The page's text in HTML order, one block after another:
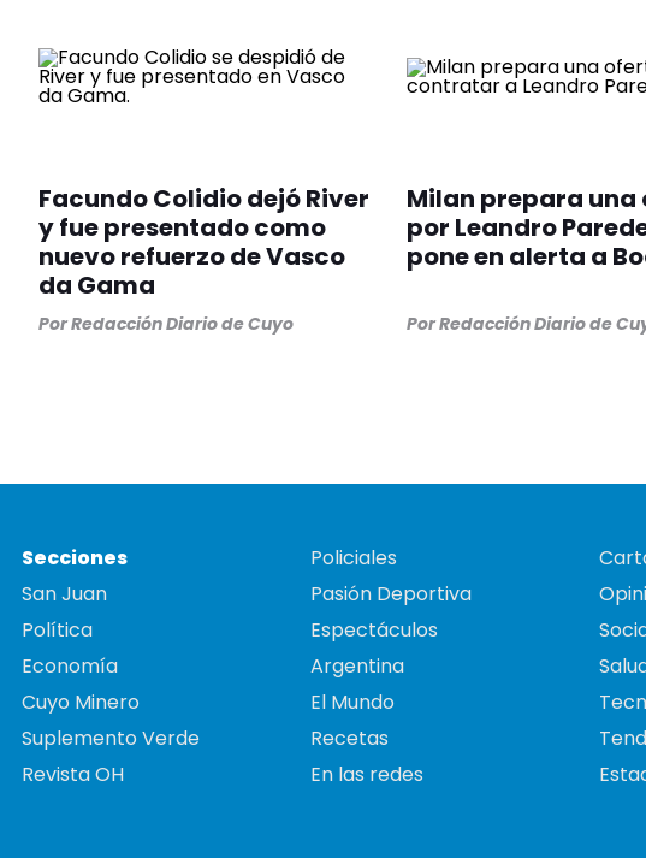
Facundo Colidio dejó River
y fue presentado como
nuevo refuerzo de Vasco
da Gama
PorRedacción Diario de Cuyo
Milan prepara una
por Leandro
pone en alerta a
PorRedacción Diario de
Secciones
San Juan
Política
Economía
Cuyo Minero
Suplemento Verde
Revista OH
Policiales
Pasión Deportiva
Espectáculos
Argentina
El Mundo
Recetas
En las redes